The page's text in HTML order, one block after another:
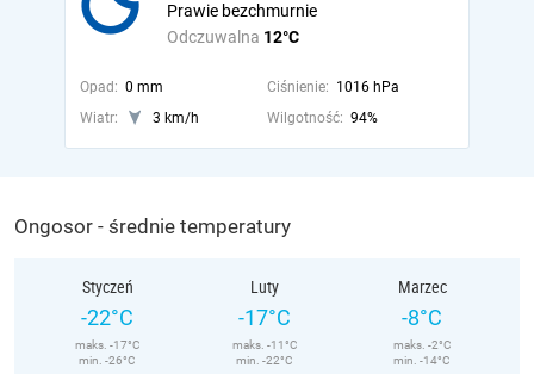
Odczuwalna 12°C
Prawie bezchmurnie
Opad: 0 mm Ciśnienie: 1016 hPa
Wiatr:
3 km/h Wilgotność: 94%
Ongosor - średnie temperatury
Styczeń
-22°C
maks. -17°C
min. -26°C
Luty
-17°C
maks. -11°C
min. -22°C
Marzec
-8°C
maks. -2°C
min. -14°C